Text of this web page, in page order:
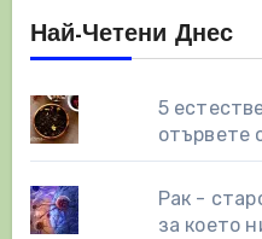
Най-Четени Днес
5
отървете
Рак -
за което